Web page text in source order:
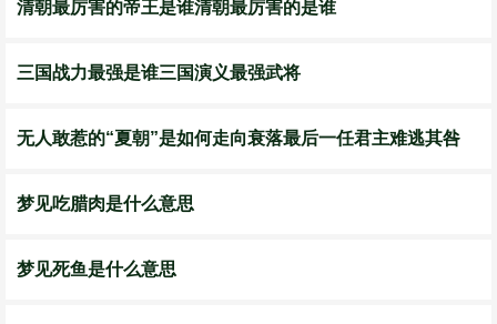
​清朝最厉害的帝王是谁清朝最厉害的是谁
三国战力最强是谁三国演义最强武将
无人敢惹的“夏朝”是如何走向衰落最后一任君主难逃其咎
梦见吃腊肉是什么意思
梦见死鱼是什么意思